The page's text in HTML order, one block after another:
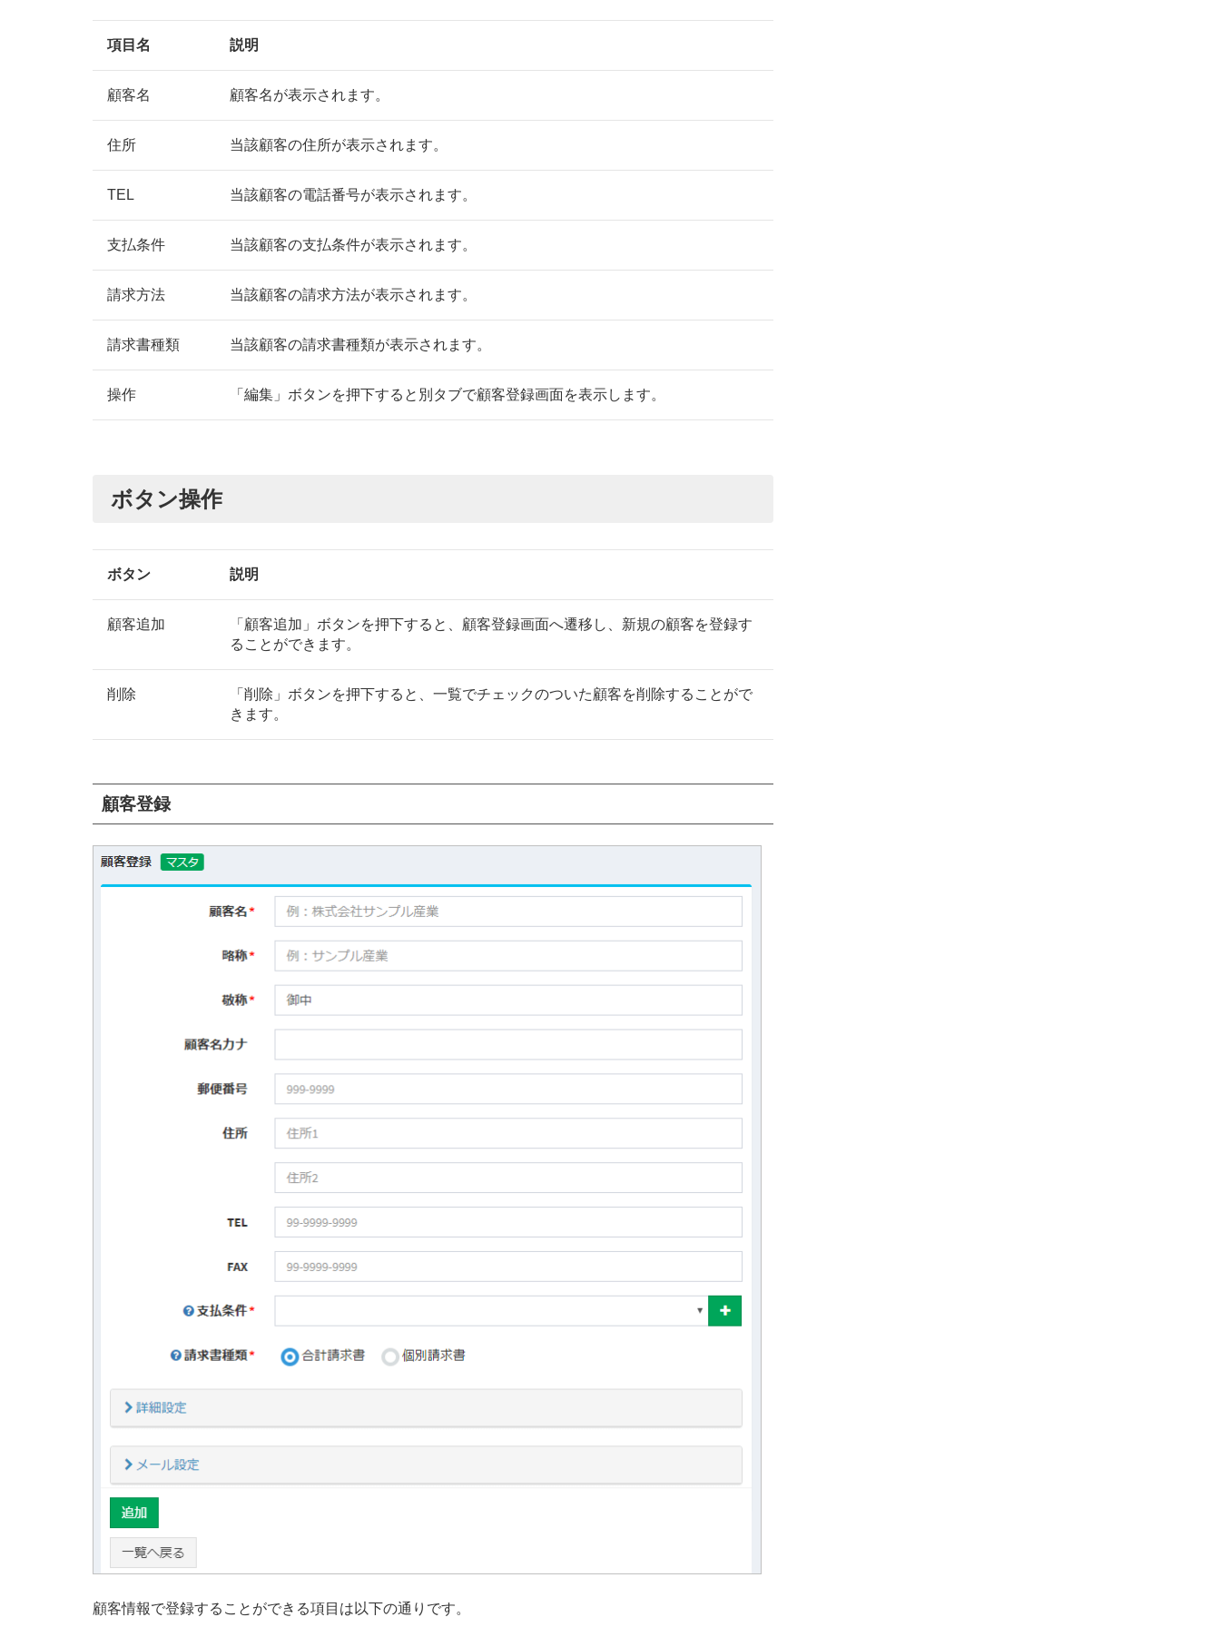
項目名 説明
顧客名 顧客名が表示されます。
住所 当該顧客の住所が表示されます。
TEL 当該顧客の電話番号が表示されます。
支払条件 当該顧客の支払条件が表示されます。
請求方法 当該顧客の請求方法が表示されます。
請求書種類 当該顧客の請求書種類が表示されます。
操作 「編集」ボタンを押下すると別タブで顧客登録画面を表示します。
ボタン操作
ボタン 説明
顧客追加
「顧客追加」ボタンを押下すると、顧客登録画面へ遷移し、新規の顧客を登録す
ることができます。
削除
「削除」ボタンを押下すると、一覧でチェックのついた顧客を削除することがで
きます。
顧客登録
顧客情報で登録することができる項目は以下の通りです。